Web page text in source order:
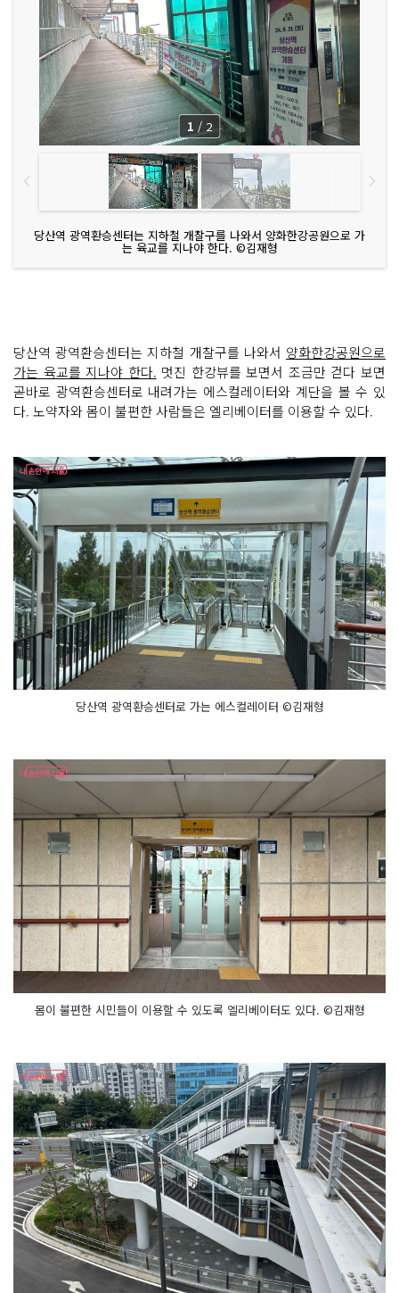
당산역 광역환승센터는 지하철 개찰구를 나와서 양화한강공원으로 가
는 육교를 지나야 한다. ©김재형
1 / 2
당산역 광역환승센터는 지하철 개찰구를 나와서 양화한강공원으로
가는 육교를 지나야 한다. 멋진 한강뷰를 보면서 조금만 걷다 보면
곧바로 광역환승센터로 내려가는 에스컬레이터와 계단을 볼 수 있
다. 노약자와 몸이 불편한 사람들은 엘리베이터를 이용할 수 있다.
당산역 광역환승센터로 가는 에스컬레이터 ©김재형
몸이 불편한 시민들이 이용할 수 있도록 엘리베이터도 있다. ©김재형